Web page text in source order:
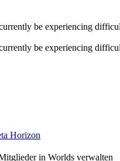
be experiencing
be experiencing
Horizon
in Worlds verwalten